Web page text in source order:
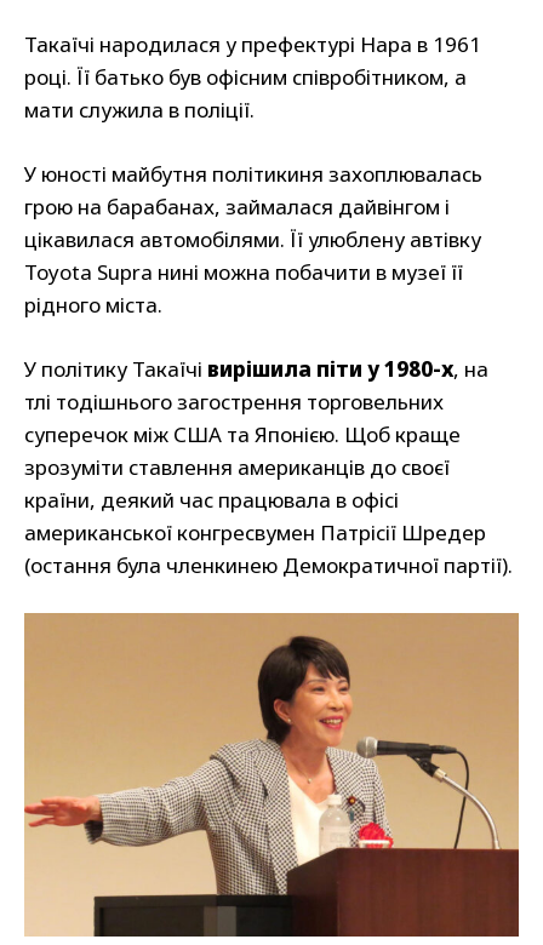
Такаїчі народилася у префектурі Нара в 1961
році. Її батько був офісним співробітником, а
мати служила в поліції.
У юності майбутня політикиня захоплювалась
грою на барабанах, займалася дайвінгом і
цікавилася автомобілями. Її улюблену автівку
Toyota Supra нині можна побачити в музеї її
рідного міста.
У політику Такаїчі вирішила піти у 1980-х, на
тлі тодішнього загострення торговельних
суперечок між США та Японією. Щоб краще
зрозуміти ставлення американців до своєї
країни, деякий час працювала в офісі
американської конгресвумен Патрісії Шредер
(остання була членкинею Демократичної партії).